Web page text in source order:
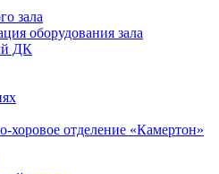
зала
оборудования зала
ДК
хоровое отделение «Камертон»